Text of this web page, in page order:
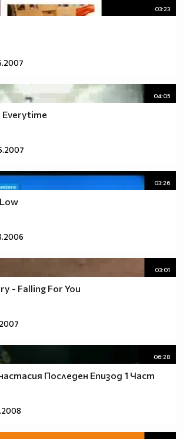
03:23
04:05
Everytime
03:26
03:01
- Falling For You
06:28
Последен Епизод 1 Част